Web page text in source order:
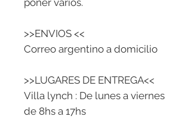
poner varios.
>>ENVIOS <<
Correo argentino a domicilio
>>LUGARES DE ENTREGA<<
Villa lynch : De lunes a viernes
de 8hs a 17hs